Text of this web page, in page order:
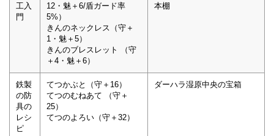
工入
門
12・魅＋6/盾ガード率
5%）
きんのネックレス（守＋
1・魅＋5）
きんのブレスレット （守
＋4・魅＋6）
本棚
鉄製
の防
具の
レシ
ピ
てつかぶと（守＋16）
てつのむねあて （守＋
25）
てつのよろい（守＋32）
ダーハラ湿原中央の宝箱